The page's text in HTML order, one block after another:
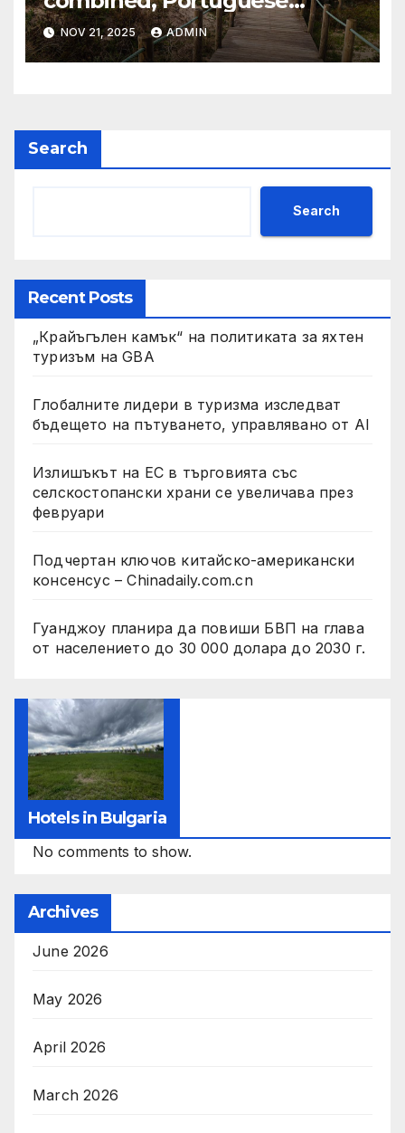
Camino
NOV 21, 2025 ADMIN
Search
Search
Recent Posts
„Крайъгълен камък“ на политиката за яхтен
туризъм на GBA
Глобалните лидери в туризма изследват
бъдещето на пътуването, управлявано от AI
Излишъкът на ЕС в търговията със
селскостопански храни се увеличава през
февруари
Подчертан ключов китайско-американски
консенсус – Chinadaily.com.cn
Гуанджоу планира да повиши БВП на глава
от населението до 30 000 долара до 2030 г.
Hotels in Bulgaria
No comments to show.
Archives
June 2026
May 2026
April 2026
March 2026